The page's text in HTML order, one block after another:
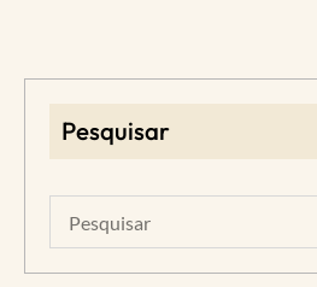
Pesquisar